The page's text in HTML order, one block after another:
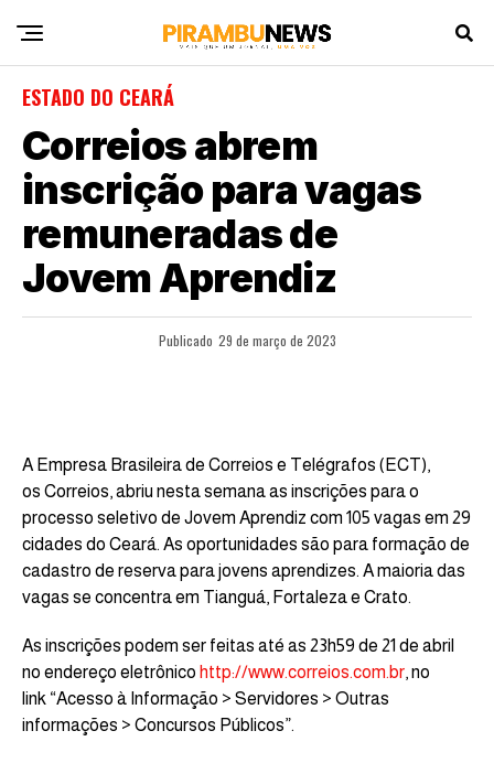
ESTADO DO CEARÁ
Correios abrem
inscrição para vagas
remuneradas de
Jovem Aprendiz
Publicado 29 de março de 2023
A Empresa Brasileira de Correios e Telégrafos (ECT),
os Correios, abriu nesta semana as inscrições para o
processo seletivo de Jovem Aprendiz com 105 vagas em 29
cidades do Ceará. As oportunidades são para formação de
cadastro de reserva para jovens aprendizes. A maioria das
vagas se concentra em Tianguá, Fortaleza e Crato.
As inscrições podem ser feitas até as 23h59 de 21 de abril
no endereço eletrônico http://www.correios.com.br, no
link “Acesso à Informação > Servidores > Outras
informações > Concursos Públicos”.